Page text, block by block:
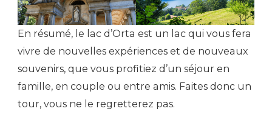
En résumé, le lac d’Orta est un lac qui vous fera
vivre de nouvelles expériences et de nouveaux
souvenirs, que vous profitiez d’un séjour en
famille, en couple ou entre amis. Faites donc un
tour, vous ne le regretterez pas.